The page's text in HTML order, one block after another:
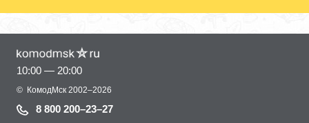
10:00 — 20:00
© КомодМск 2002–2026
8 800 200–23–27